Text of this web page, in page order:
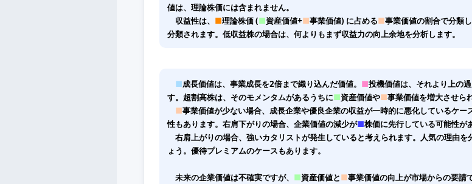
値は、理論株価には含まれません。
収益性は、 ■理論株価 (■資産価値+■事業価値) に占める■事業価値の割合で分類
分類されます。低収益株の場合は、何よりもまず収益力の向上余地を分析します。
■成長価値は、事業成長を2倍まで織り込んだ価値。 ■投機価値は、それより上の
す。超割高株は、そのモメンタムがあるうちに■資産価値や■事業価値を増大させら
■事業価値が少ない場合、成長企業や優良企業の収益が一時的に悪化しているケ
性もあります。右肩下がりの場合、企業価値の減少が■株価に先行している可能性が
右肩上がりの場合、強いカタリストが発生していると考えられます。人気の理由
ょう。優待プレミアムのケースもあります。
未来の企業価値は不確実ですが、 ■資産価値と■事業価値の向上が市場からの要請